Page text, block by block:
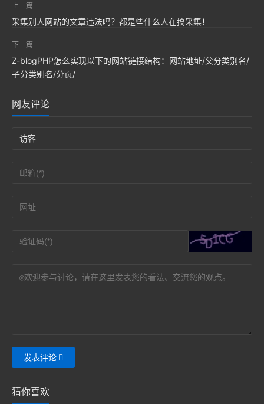
上一篇
采集别人网站的文章违法吗？都是些什么人在搞采集！
下一篇
Z-blogPHP怎么实现以下的网站链接结构：网站地址/父分类别名/
子分类别名/分页/
网友评论
发表评论
猜你喜欢